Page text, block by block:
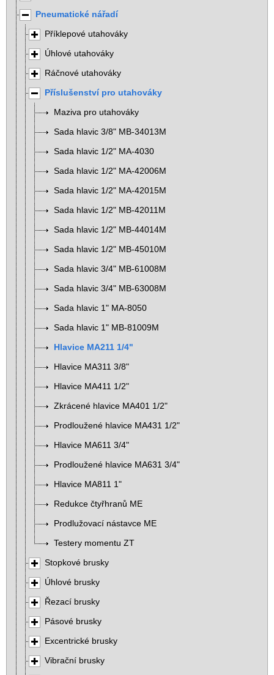
Pneumatické nářadí
Příklepové utahováky
Úhlové utahováky
Ráčnové utahováky
Příslušenství pro utahováky
Maziva pro utahováky
Sada hlavic 3/8" MB-34013M
Sada hlavic 1/2" MA-4030
Sada hlavic 1/2" MA-42006M
Sada hlavic 1/2" MA-42015M
Sada hlavic 1/2" MB-42011M
Sada hlavic 1/2" MB-44014M
Sada hlavic 1/2" MB-45010M
Sada hlavic 3/4" MB-61008M
Sada hlavic 3/4" MB-63008M
Sada hlavic 1" MA-8050
Sada hlavic 1" MB-81009M
Hlavice MA211 1/4"
Hlavice MA311 3/8"
Hlavice MA411 1/2"
Zkrácené hlavice MA401 1/2"
Prodloužené hlavice MA431 1/2"
Hlavice MA611 3/4"
Prodloužené hlavice MA631 3/4"
Hlavice MA811 1"
Redukce čtyřhranů ME
Prodlužovací nástavce ME
Testery momentu ZT
Stopkové brusky
Úhlové brusky
Řezací brusky
Pásové brusky
Excentrické brusky
Vibrační brusky